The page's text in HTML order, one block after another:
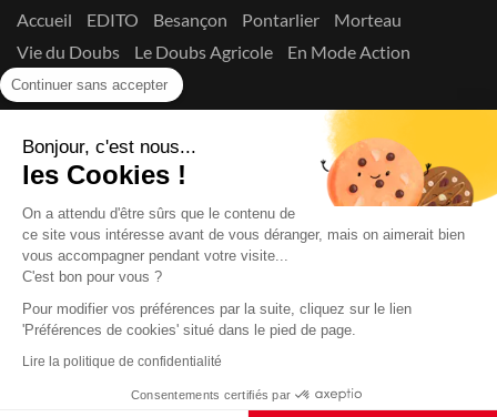
Continuer sans accepter
Bonjour, c'est nous...
les Cookies !
On a attendu d'être sûrs que le contenu de
ce site vous intéresse avant de vous déranger, mais on aimerait bien
vous accompagner pendant votre visite...
C'est bon pour vous ?
Pour modifier vos préférences par la suite, cliquez sur le lien
'Préférences de cookies' situé dans le pied de page.
Lire la politique de confidentialité
Consentements certifiés par
Accueil EDITO Besançon Pontarlier
Morteau
Vie du Doubs
Le Doubs Agricole
En Mode Action
Contactez-nous !
Suivez-nous sur les réseaux
Copyright © 2026 La Presse du Doubs
2725-8165 - N° de commission paritaire : 1125 Y 94392
Données Personnelles
Mentions Légales